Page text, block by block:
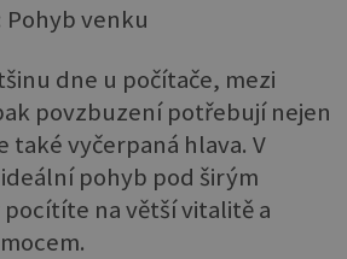
Pohyb venku
dne u počítače, mezi
povzbuzení potřebují nejen
také vyčerpaná hlava. V
pohyb pod širým
pocítíte na větší vitalitě a